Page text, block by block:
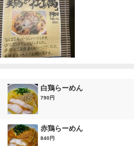
白鶏らーめん
790円
赤鶏らーめん
840円